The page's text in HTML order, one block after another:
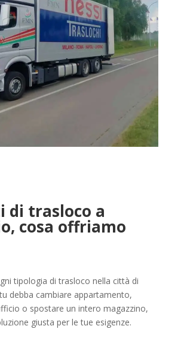
di trasloco a
cosa offriamo
tipologia di trasloco nella città di
debba cambiare appartamento,
o spostare un intero magazzino,
giusta per le tue esigenze.